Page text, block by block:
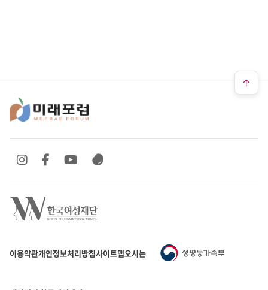
이용약관개인정보처리방침사이트맵오시는 길
SNS 바로가기
SNS 바로가기SNS 바로가기
SNS 바로가기